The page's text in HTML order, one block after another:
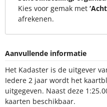
Kies voor gemak met
afrekenen.
Aanvullende informatie
Het Kadaster is de uitgever
Iedere 2 jaar wordt het
uitgegeven. Naast deze
kaarten beschikbaar.